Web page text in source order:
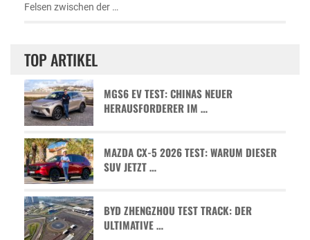
Felsen zwischen der …
TOP ARTIKEL
MGS6 EV TEST: CHINAS NEUER
HERAUSFORDERER IM …
MAZDA CX-5 2026 TEST: WARUM DIESER
SUV JETZT …
BYD ZHENGZHOU TEST TRACK: DER
ULTIMATIVE …